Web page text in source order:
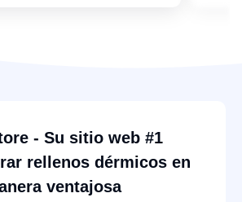
- Su sitio web #1
rellenos dérmicos en
ventajosa